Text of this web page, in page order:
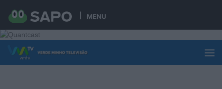
MENU
Skip to content